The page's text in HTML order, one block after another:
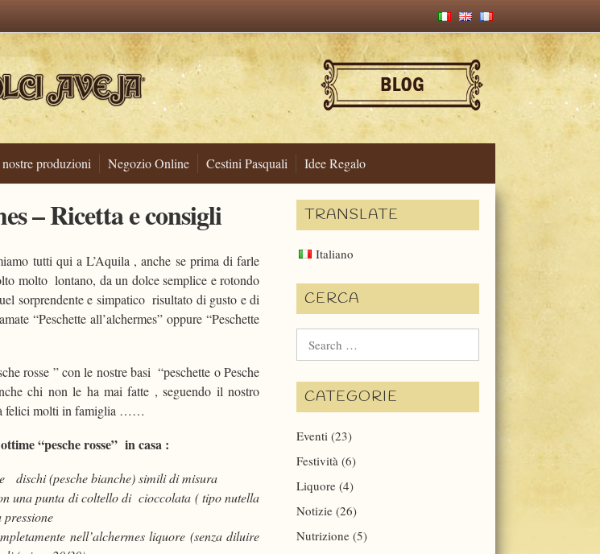
produzioni Negozio Online Cestini Pasquali
Idee Regalo
– Ricetta e consigli
tutti qui a L’Aquila , anche se prima di farle
molto lontano, da un dolce semplice e rotondo
sorprendente e simpatico risultato di gusto e di
“Peschette all’alchermes” oppure “Peschette
rosse ” con le nostre basi “peschette o Pesche
chi non le ha mai fatte , seguendo il nostro
felici molti in famiglia ……
“pesche rosse” in casa :
dischi (pesche bianche) simili di misura
una punta di coltello di cioccolata ( tipo nutella
pressione
nell’alchermes liquore (senza diluire
TRANSLATE
Italiano
CERCA
for:
CATEGORIE
Eventi (23)
Festività (6)
Liquore (4)
Notizie (26)
Nutrizione (5)